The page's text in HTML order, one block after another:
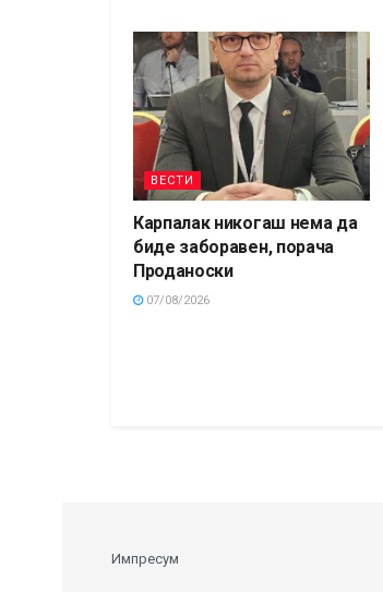
ВЕСТИ
Карпалак никогаш нема да
биде заборавен, порача
Проданоски
07/08/2026
Импресум